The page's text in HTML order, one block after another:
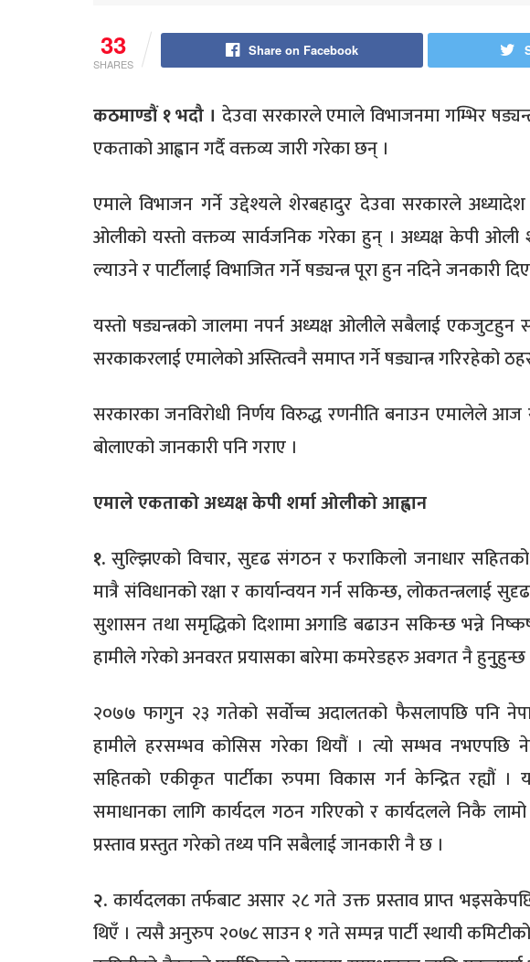
33
SHARES
Share on Facebook
कठमाण्डौं १ भदौ । देउवा सरकारले एमाले विभाजनमा गम्भिर
एकताको आह्वान गर्दै वक्तव्य जारी गरेका छन् ।
एमाले विभाजन गर्ने उद्देश्यले शेरबहादुर देउवा सरकारले
ओलीको यस्तो वक्तव्य सार्वजनिक गरेका हुन् । अध्यक्ष केपी ओली
ल्याउने र पार्टीलाई विभाजित गर्ने षड्यन्त्र पूरा हुन नदिने जनकारी
यस्तो षड्यन्त्रको जालमा नपर्न अध्यक्ष ओलीले सबैलाई
सरकाकरलाई एमालेको अस्तित्वनै समाप्त गर्ने षड्यान्त्र गरिरहेको
सरकारका जनविरोधी निर्णय विरुद्ध रणनीति बनाउन एमालेले
बोलाएको जानकारी पनि गराए ।
एमाले एकताको अध्यक्ष केपी शर्मा ओलीको आह्वान
१. सुल्झिएको विचार, सुदृढ संगठन र फराकिलो जनाधार
मात्रै संविधानको रक्षा र कार्यान्वयन गर्न सकिन्छ, लोकतन्त्रलाई
सुशासन तथा समृद्धिको दिशामा अगाडि बढाउन सकिन्छ भन्ने
हामीले गरेको अनवरत प्रयासका बारेमा कमरेडहरु अवगत नै हुनुुहुन्छ
२०७७ फागुन २३ गतेको सर्वोच्च अदालतको फैसलापछि पनि नेपाल
हामीले हरसम्भव कोसिस गरेका थियौं । त्यो सम्भव नभएपछि
सहितको एकीकृत पार्टीका रुपमा विकास गर्न केन्द्रित रह्यौं ।
समाधानका लागि कार्यदल गठन गरिएको र कार्यदलले निकै
प्रस्ताव प्रस्तुत गरेको तथ्य पनि सबैलाई जानकारी नै छ ।
२. कार्यदलका तर्फबाट असार २८ गते उक्त प्रस्ताव प्राप्त
थिएँ । त्यसै अनुरुप २०७८ साउन १ गते सम्पन्न पार्टी स्थायी